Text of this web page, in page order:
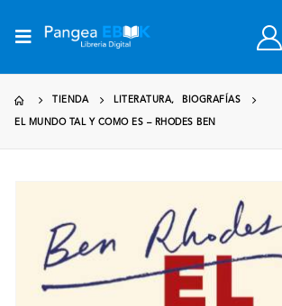
TIENDA LITERATURA, BIOGRAFÍAS
EL MUNDO TAL Y COMO ES – RHODES BEN